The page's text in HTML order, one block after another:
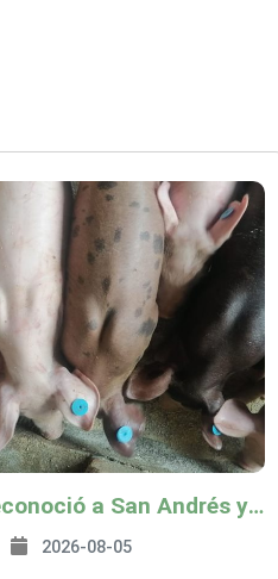
La OMSA reconoció a San Andrés y Providencia como zona libre de Peste Porcina Clásica (PPC)
2026-08-05